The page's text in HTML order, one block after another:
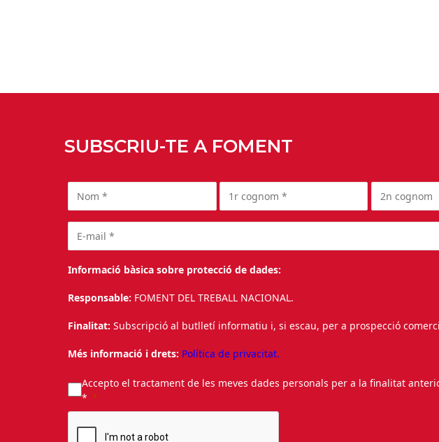
SUBSCRIU-TE A FOMENT
Informació bàsica sobre protecció de dades:
Responsable: FOMENT DEL TREBALL NACIONAL.
Finalitat: Subscripció al butlletí informatiu i, si escau, per a prospecció
Més informació i drets: Política de privacitat.
Accepto el tractament de les meves dades personals per a la finalitat
*